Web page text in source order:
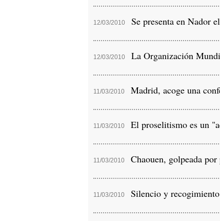
12/03/2010 Se presenta en Nador
12/03/2010 La Organización
11/03/2010 Madrid, acoge una
11/03/2010 El proselitismo es un
11/03/2010 Chaouen, golpeada
11/03/2010 Silencio y